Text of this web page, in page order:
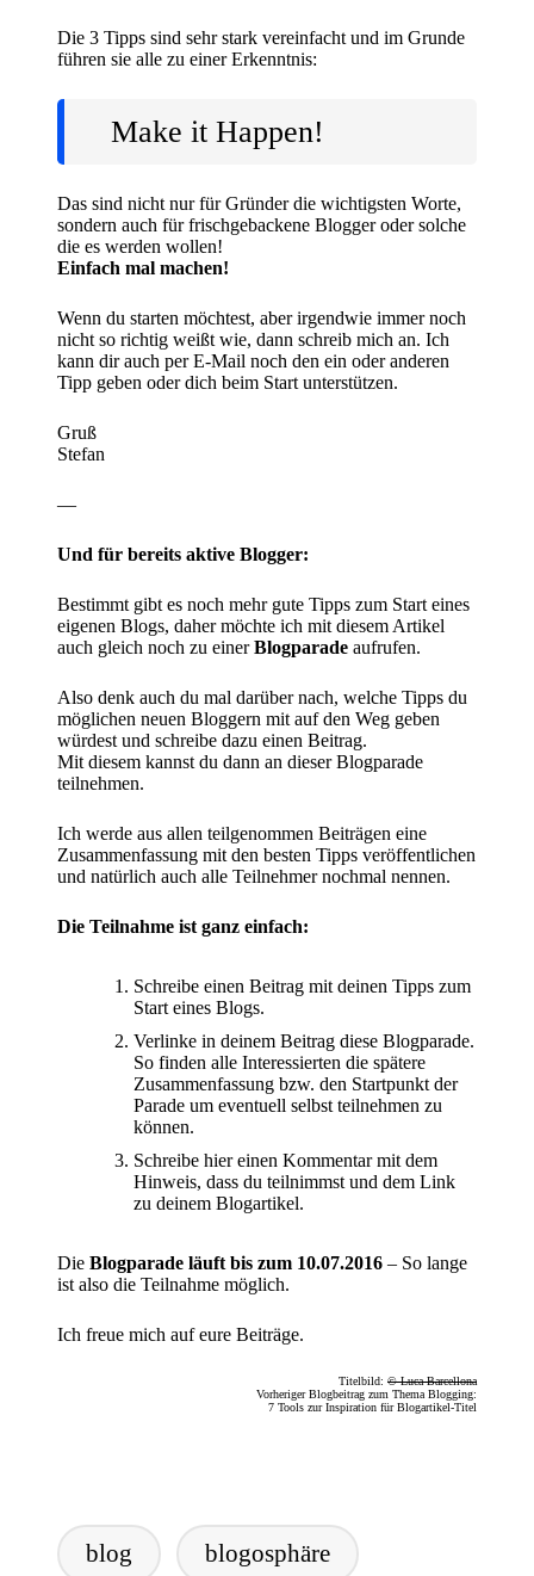
Die 3 Tipps sind sehr stark vereinfacht und im Grunde
führen sie alle zu einer Erkenntnis:
Make it Happen!
Das sind nicht nur für Gründer die wichtigsten Worte,
sondern auch für frischgebackene Blogger oder solche
die es werden wollen!
Einfach mal machen!
Wenn du starten möchtest, aber irgendwie immer noch
nicht so richtig weißt wie, dann schreib mich an. Ich
kann dir auch per E-Mail noch den ein oder anderen
Tipp geben oder dich beim Start unterstützen.
Gruß
Stefan
—
Und für bereits aktive Blogger:
Bestimmt gibt es noch mehr gute Tipps zum Start eines
eigenen Blogs, daher möchte ich mit diesem Artikel
auch gleich noch zu einerBlogparade aufrufen.
Also denk auch du mal darüber nach, welche Tipps du
möglichen neuen Bloggern mit auf den Weg geben
würdest und schreibe dazu einen Beitrag.
Mit diesem kannst du dann an dieser Blogparade
teilnehmen.
Ich werde aus allen teilgenommen Beiträgen eine
Zusammenfassung mit den besten Tipps veröffentlichen
und natürlich auch alle Teilnehmer nochmal nennen.
Die Teilnahme ist ganz einfach:
Schreibe einen Beitrag mit deinen Tipps zum
Start eines Blogs.
Verlinke in deinem Beitrag diese Blogparade.
So finden alle Interessierten die spätere
Zusammenfassung bzw. den Startpunkt der
Parade um eventuell selbst teilnehmen zu
können.
Schreibe hier einen Kommentar mit dem
Hinweis, dass du teilnimmst und dem Link
zu deinem Blogartikel.
Die Blogparade läuft bis zum 10.07.2016 – So lange
ist also die Teilnahme möglich.
Ich freue mich auf eure Beiträge.
Titelbild: © Luca Barcellona
Vorheriger Blogbeitrag zum Thema Blogging:
7 Tools zur Inspiration für Blogartikel-Titel
blog blogosphäre